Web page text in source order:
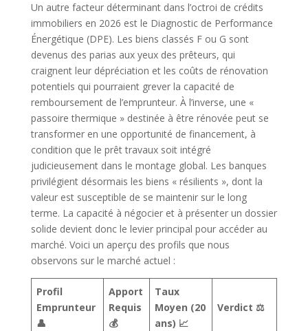
Un autre facteur déterminant dans l’octroi de crédits
immobiliers en 2026 est le Diagnostic de Performance
Énergétique (DPE). Les biens classés F ou G sont
devenus des parias aux yeux des prêteurs, qui
craignent leur dépréciation et les coûts de rénovation
potentiels qui pourraient grever la capacité de
remboursement de l’emprunteur. À l’inverse, une «
passoire thermique » destinée à être rénovée peut se
transformer en une opportunité de financement, à
condition que le prêt travaux soit intégré
judicieusement dans le montage global. Les banques
privilégient désormais les biens « résilients », dont la
valeur est susceptible de se maintenir sur le long
terme. La capacité à négocier et à présenter un dossier
solide devient donc le levier principal pour accéder au
marché. Voici un aperçu des profils que nous
observons sur le marché actuel :
Profil
Emprunteur
👤
Apport
Requis
💰
Taux
Moyen (20
ans) 📈
Verdict ⚖️